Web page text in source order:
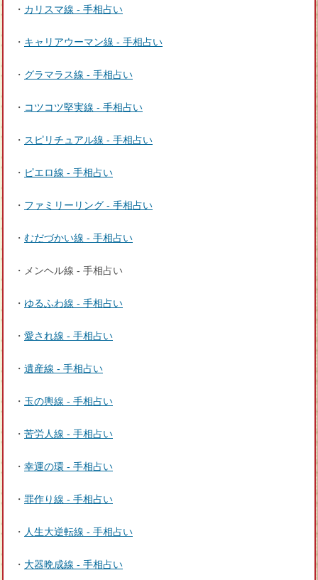
・ カリスマ線 - 手相占い
・ キャリアウーマン線 - 手相占い
・ グラマラス線 - 手相占い
・ コツコツ堅実線 - 手相占い
・ スピリチュアル線 - 手相占い
・ ピエロ線 - 手相占い
・ ファミリーリング - 手相占い
・ むだづかい線 - 手相占い
・メンヘル線 - 手相占い
・ ゆるふわ線 - 手相占い
・ 愛され線 - 手相占い
・ 遺産線 - 手相占い
・ 玉の輿線 - 手相占い
・ 苦労人線 - 手相占い
・ 幸運の環 - 手相占い
・ 罪作り線 - 手相占い
・ 人生大逆転線 - 手相占い
・ 大器晩成線 - 手相占い